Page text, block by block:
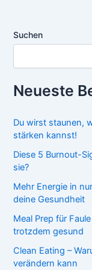
Suchen
Neueste
Du wirst staunen,
stärken kannst!
Diese 5 Burnout-
sie?
Mehr Energie in
deine Gesundheit
Meal Prep für
trotzdem gesund
Clean Eating –
verändern kann